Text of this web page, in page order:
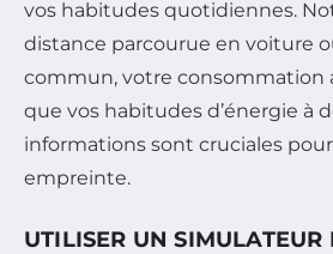
vos habitudes quotidiennes.
distance parcourue en voiture
commun, votre consommation
que vos habitudes d’énergie à
informations sont cruciales
empreinte.
UTILISER UN SIMULATEUR